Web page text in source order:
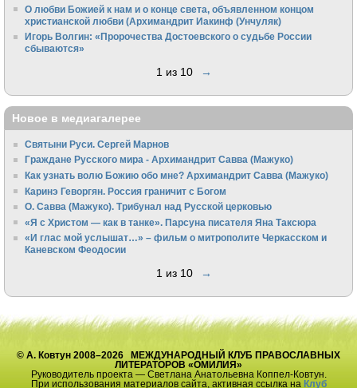
О любви Божией к нам и о конце света, объявленном концом
христианской любви (Архимандрит Иакинф (Унчуляк)
Игорь Волгин: «Пророчества Достоевского о судьбе России
сбываются»
1 из 10 →
Новое в медиагалерее
Святыни Руси. Сергей Марнов
Граждане Русского мира - Архимандрит Савва (Мажуко)
Как узнать волю Божию обо мне? Архимандрит Савва (Мажуко)
Каринэ Геворгян. Россия граничит с Богом
О. Савва (Мажуко). Трибунал над Русской церковью
«Я с Христом — как в танке». Парсуна писателя Яна Таксюра
«И глас мой услышат…» – фильм о митрополите Черкасском и
Каневском Феодосии
1 из 10 →
© А. Ковтун 2008–2026 МЕЖДУНАРОДНЫЙ КЛУБ ПРАВОСЛАВНЫХ
ЛИТЕРАТОРОВ «ОМИЛИЯ»
Руководитель проекта — Светлана Анатольевна Коппел-Ковтун.
При использования материалов сайта, активная ссылка на Клуб